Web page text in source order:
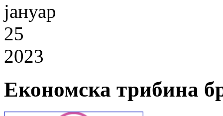
јануар
25
2023
Економска трибина